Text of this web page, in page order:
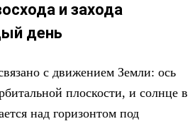
и захода
день
с движением Земли: ось
плоскости, и солнце в
над горизонтом под